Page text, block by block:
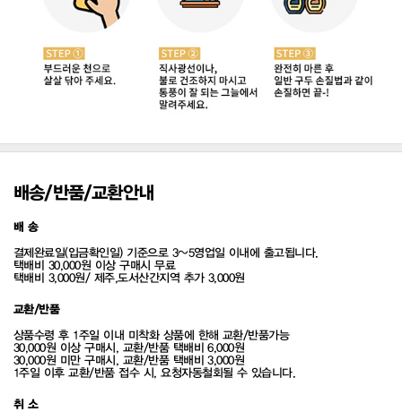
배송/반품/교환안내
배 송
결제완료일(입금확인일) 기준으로 3~5영업일 이내에 출고됩니다.
택배비 30,000원 이상 구매시 무료
택배비 3,000원/ 제주,도서산간지역 추가 3,000원
교환/반품
상품수령 후 1주일 이내 미착화 상품에 한해 교환/반품가능
30,000원 이상 구매시, 교환/반품 택배비 6,000원
30,000원 미만 구매시, 교환/반품 택배비 3,000원
1주일 이후 교환/반품 접수 시, 요청자동철회될 수 있습니다.
취 소